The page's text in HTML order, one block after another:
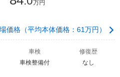
万円
価格（平均本体価格：61万円）
車検
車検整備付
修復歴
なし